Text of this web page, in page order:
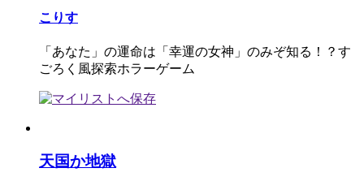
こりす
「あなた」の運命は「幸運の女神」のみぞ知る！？す
ごろく風探索ホラーゲーム
天国か地獄